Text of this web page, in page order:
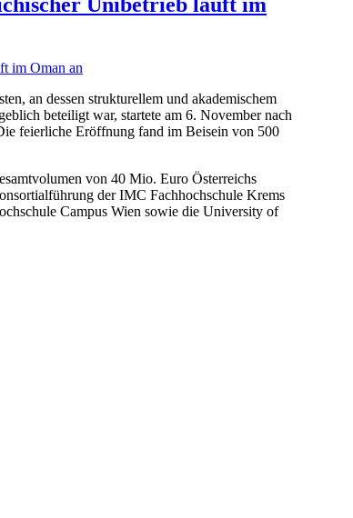
an dessen strukturellem und akademischem
beteiligt war, startete am 6. November nach
feierliche Eröffnung fand im Beisein von 500
von 40 Mio. Euro Österreichs
der IMC Fachhochschule Krems
Campus Wien sowie die University of